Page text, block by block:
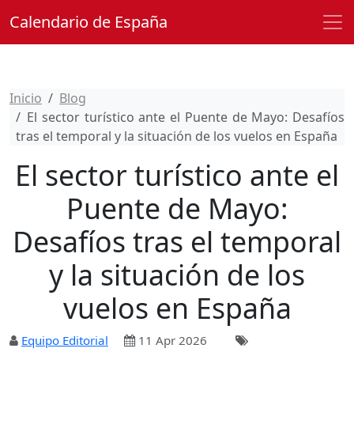
Calendario de España
Inicio
Blog
El sector turístico ante el Puente de Mayo: Desafíos
tras el temporal y la situación de los vuelos en España
El sector turístico ante el
Puente de Mayo:
Desafíos tras el temporal
y la situación de los
vuelos en España
Equipo Editorial 11 Apr 2026